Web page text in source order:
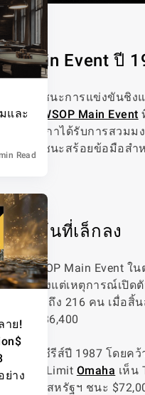
Main Event ปี
ร์คนหนึ่งชนะการแข่งขันชิ
า ด้วย
WSOP Main Event
รัฐอเมริกาได้รับการสวม
มีการชนะสร้อยข้อมือสำ
บื้องต้นที่เล็กลง
อน WSOP Main Event
าร่วมตั้งแต่เหตุการณ์เปิ
ไม่น่าเชื่อถึง 216 คน เมื่อ
สูงสุด $86,400
องของซีรีส์ปี 1987 โดยค
กิดขึ้นใน Limit Omaha เห็น
กองทัพสหรัฐฯ ชนะ
และ
Read
าย!
ย่าง